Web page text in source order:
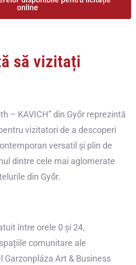
online
să vizitați
– KAVICH” din Győr reprezintă
vizitatori de a descoperi
versatil și plin de
dintre cele mai aglomerate
din Győr.
între orele 0 și 24,
comunitare ale
Garzonpláza Art & Business